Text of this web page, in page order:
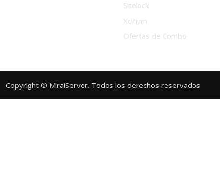
Sitelock
Xcitium
Ofertas de Combo
Copyright © MiraiServer. Todos los derechos reservados